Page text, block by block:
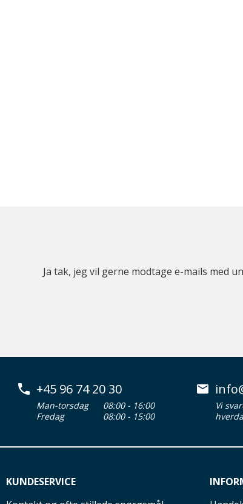
Ja tak, jeg vil gerne modtage e-mails med
+45 96 74 20 30
Man-torsdag
08:00 - 16:00
Fredag
08:00 - 15:00
Vi
KUNDESERVICE